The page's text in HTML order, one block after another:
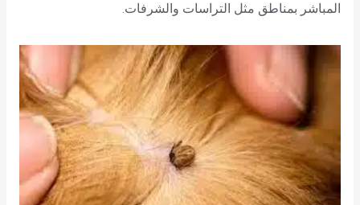
المباشر بمناطق مثل التراسات والشرفات.